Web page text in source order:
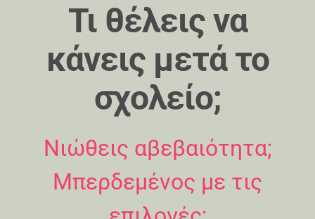
Τι θέλεις να
κάνεις μετά το
σχολείο;
Νιώθεις αβεβαιότητα;
Μπερδεμένος με τις